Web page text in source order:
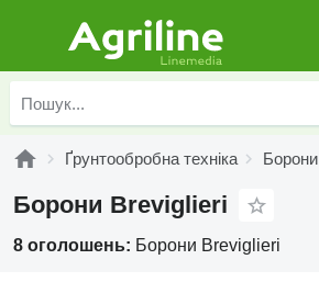
Ґрунтообробна техніка Борони
Борони Breviglieri
8 оголошень: Борони Breviglieri